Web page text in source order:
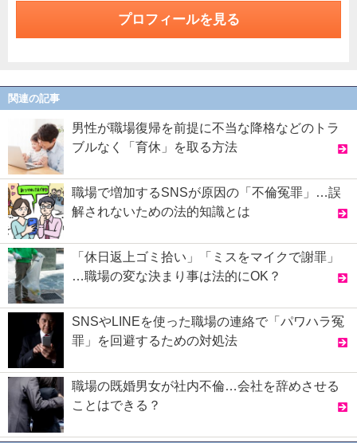
プロフィールを見る
関連の記事
男性が職場復帰を前提に不当な降格などのトラ
ブルなく「育休」を取る方法
職場で増加するSNSが原因の「不倫冤罪」…誤
解されないための法的知識とは
「休日返上ゴミ拾い」「ミスをマイクで謝罪」
…職場の変な決まり事は法的にOK？
SNSやLINEを使った職場の連絡で「パワハラ冤
罪」を回避するための対処法
職場の既婚男女が社内不倫…会社を辞めさせる
ことはできる？